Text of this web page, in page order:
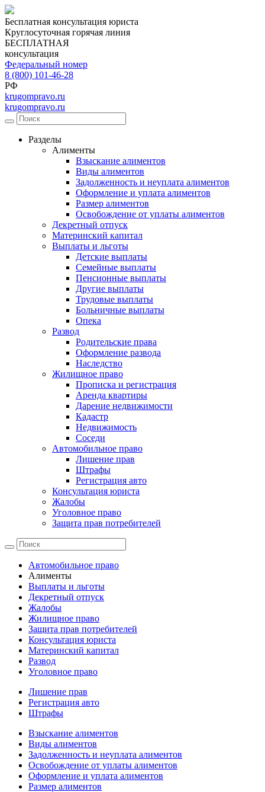
Бесплатная консультация юриста
Круглосуточная горячая линия
БЕСПЛАТНАЯ
консультация
Федеральный номер
8 (800) 101-46-28
РФ
krugompravo.ru
krugompravo.ru
Разделы
Алименты
Взыскание алиментов
Виды алиментов
Задолженность и неуплата алиментов
Оформление и уплата алиментов
Размер алиментов
Освобождение от уплаты алиментов
Декретный отпуск
Материнский капитал
Выплаты и льготы
Детские выплаты
Семейные выплаты
Пенсионные выплаты
Другие выплаты
Трудовые выплаты
Больничные выплаты
Опека
Развод
Родительские права
Оформление развода
Наследство
Жилищное право
Прописка и регистрация
Аренда квартиры
Дарение недвижимости
Кадастр
Недвижимость
Соседи
Автомобильное право
Лишение прав
Штрафы
Регистрация авто
Консультация юриста
Жалобы
Уголовное право
Защита прав потребителей
Автомобильное право
Алименты
Выплаты и льготы
Декретный отпуск
Жалобы
Жилищное право
Защита прав потребителей
Консультация юриста
Материнский капитал
Развод
Уголовное право
Лишение прав
Регистрация авто
Штрафы
Взыскание алиментов
Виды алиментов
Задолженность и неуплата алиментов
Освобождение от уплаты алиментов
Оформление и уплата алиментов
Размер алиментов